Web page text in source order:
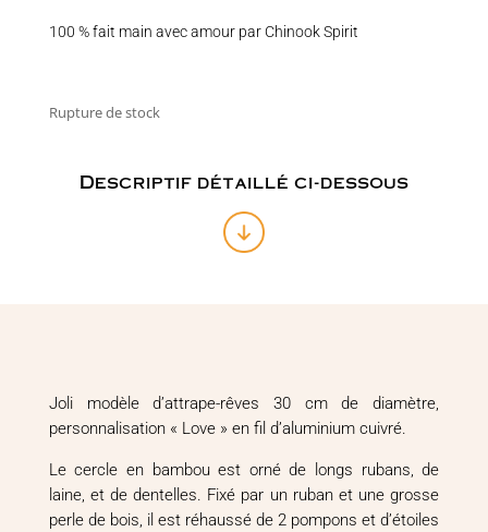
100 % fait main avec amour par Chinook Spirit
Rupture de stock
Descriptif détaillé ci-dessous
Joli modèle d’attrape-rêves 30 cm de diamètre,
personnalisation « Love » en fil d’aluminium cuivré.
Le cercle en bambou est orné de longs rubans, de
laine, et de dentelles. Fixé par un ruban et une grosse
perle de bois, il est réhaussé de 2 pompons et d’étoiles